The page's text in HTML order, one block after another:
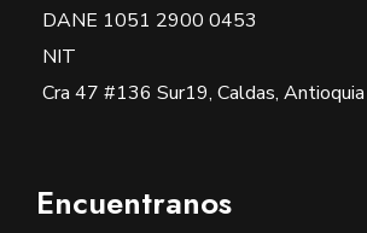
DANE 1051 2900 0453
NIT
Cra 47 #136 Sur19, Caldas, Antioquia
Encuentranos